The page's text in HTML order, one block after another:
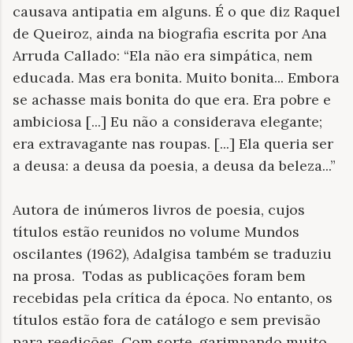
causava antipatia em alguns. É o que diz Raquel
de Queiroz, ainda na biografia escrita por Ana
Arruda Callado: “Ela não era simpática, nem
educada. Mas era bonita. Muito bonita... Embora
se achasse mais bonita do que era. Era pobre e
ambiciosa [...] Eu não a considerava elegante;
era extravagante nas roupas. [...] Ela queria ser
a deusa: a deusa da poesia, a deusa da beleza...”
Autora de inúmeros livros de poesia, cujos
títulos estão reunidos no volume Mundos
oscilantes (1962), Adalgisa também se traduziu
na prosa. Todas as publicações foram bem
recebidas pela crítica da época. No entanto, os
títulos estão fora de catálogo e sem previsão